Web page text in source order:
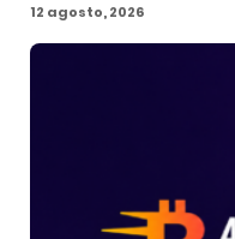
12 agosto, 2026